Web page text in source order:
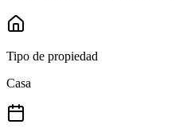
Tipo de propiedad
Casa